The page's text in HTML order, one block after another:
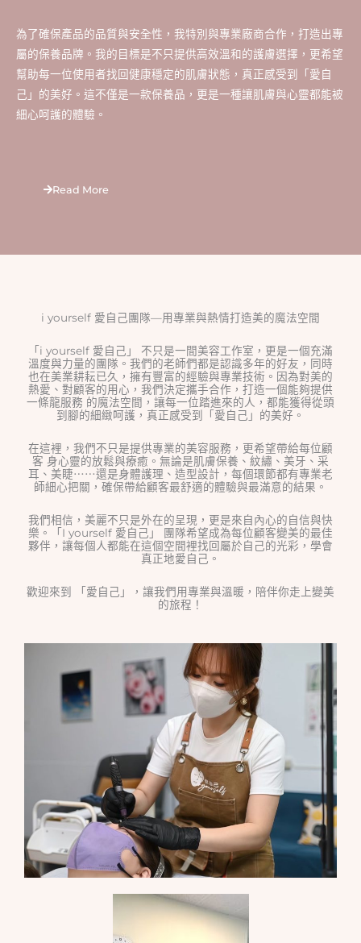
為了確保產品的品質與安全性，我特別與專業廠商合作，打造出專
屬的保養品牌。我的目標是不只提供高效溫和的護膚選擇，更希望
幫助每一位使用者找回健康穩定的肌膚狀態，真正感受到「愛自
己」的美好。這不僅是一款保養品，更是一種讓肌膚與心靈都能被
細心呵護的體驗。
Read More
i yourself 愛自己團隊—用專業與熱情打造美的魔法空間
「i yourself 愛自己」 不只是一間美容工作室，更是一個充滿
溫度與力量的團隊。我們的老師們都是認識多年的好友，同時
也在美業耕耘已久，擁有豐富的經驗與專業技術。因為對美的
熱愛、對顧客的用心，我們決定攜手合作，打造一個能夠提供
一條龍服務 的魔法空間，讓每一位踏進來的人，都能獲得從頭
到腳的細緻呵護，真正感受到「愛自己」的美好。
在這裡，我們不只是提供專業的美容服務，更希望帶給每位顧
客 身心靈的放鬆與療癒。無論是肌膚保養、紋繡、美牙、采
耳、美睫⋯⋯還是身體護理、造型設計，每個環節都有專業老
師細心把關，確保帶給顧客最舒適的體驗與最滿意的結果。
我們相信，美麗不只是外在的呈現，更是來自內心的自信與快
樂。「I yourself 愛自己」 團隊希望成為每位顧客變美的最佳
夥伴，讓每個人都能在這個空間裡找回屬於自己的光彩，學會
真正地愛自己。
歡迎來到 「愛自己」，讓我們用專業與溫暖，陪伴你走上變美
的旅程！